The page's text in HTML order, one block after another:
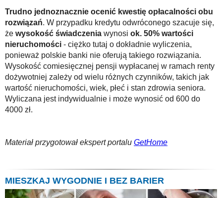
Trudno jednoznacznie ocenić kwestię opłacalności obu
rozwiązań. W przypadku kredytu odwróconego szacuje się,
że wysokość świadczenia wynosi ok. 50% wartości
nieruchomości - ciężko tutaj o dokładnie wyliczenia,
ponieważ polskie banki nie oferują takiego rozwiązania.
Wysokość comiesięcznej pensji wypłacanej w ramach renty
dożywotniej zależy od wielu różnych czynników, takich jak
wartość nieruchomości, wiek, płeć i stan zdrowia seniora.
Wyliczana jest indywidualnie i może wynosić od 600 do
4000 zł.
Materiał przygotował ekspert portalu GetHome
MIESZKAJ WYGODNIE I BEZ BARIER